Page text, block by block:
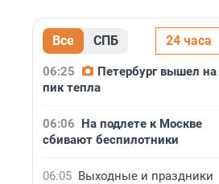
Все СПБ 24 часа
06:25
Петербург вышел на
пик тепла
06:06 На подлете к Москве
сбивают беспилотники
06:05 Выходные и праздники